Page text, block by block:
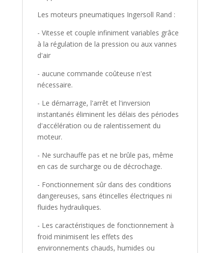
Les moteurs pneumatiques Ingersoll Rand :
- Vitesse et couple infiniment variables grâce
à la régulation de la pression ou aux vannes
d'air
- aucune commande coûteuse n'est
nécessaire.
- Le démarrage, l'arrêt et l'inversion
instantanés éliminent les délais des périodes
d'accélération ou de ralentissement du
moteur.
- Ne surchauffe pas et ne brûle pas, même
en cas de surcharge ou de décrochage.
- Fonctionnement sûr dans des conditions
dangereuses, sans étincelles électriques ni
fluides hydrauliques.
- Les caractéristiques de fonctionnement à
froid minimisent les effets des
environnements chauds, humides ou